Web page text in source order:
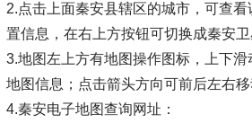
2.点击上面秦安县辖区的城市，可查
置信息，在右上方按钮可切换成秦安卫
3.地图左上方有地图操作图标，上下
地图信息；点击箭头方向可前后左右移
4.秦安电子地图查询网址：